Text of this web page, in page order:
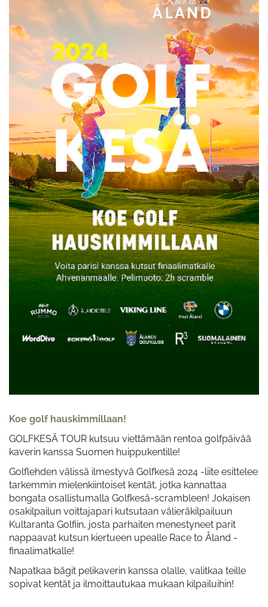
Koe golf hauskimmillaan!
GOLFKESÄ TOUR kutsuu viettämään rentoa golfpäivää
kaverin kanssa Suomen huippukentille!
Golflehden välissä ilmestyvä Golfkesä 2024 -liite esittelee
tarkemmin mielenkiintoiset kentät, jotka kannattaa
bongata osallistumalla Golfkesä-scrambleen! Jokaisen
osakilpailun voittajapari kutsutaan välieräkilpailuun
Kultaranta Golfiin, josta parhaiten menestyneet parit
nappaavat kutsun kiertueen upealle Race to Åland -
finaalimatkalle!
Napatkaa bägit pelikaverin kanssa olalle, valitkaa teille
sopivat kentät ja ilmoittautukaa mukaan kilpailuihin!